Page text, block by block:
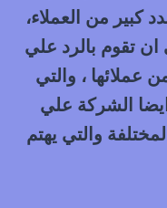
كبير من العملاء،
تقوم بالرد علي
عملائها ، والتي
الشركة علي
والتي يهتم